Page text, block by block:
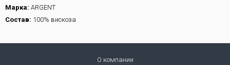
Марка: ARGENT
Состав: 100% вискоза
О компании